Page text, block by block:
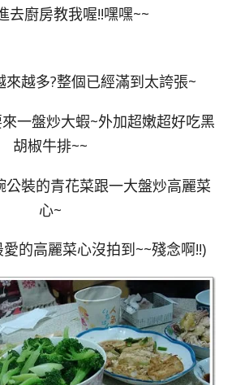
去廚房教我喔!!嘿嘿~~
來越多?整個已經滿到太誇張~
一盤炒大蝦~外加超嫩超好吃黑
胡椒牛排~~
公裝的青花菜跟一大盤炒高麗菜
心~
的高麗菜心沒拍到~~殘念啊!!)